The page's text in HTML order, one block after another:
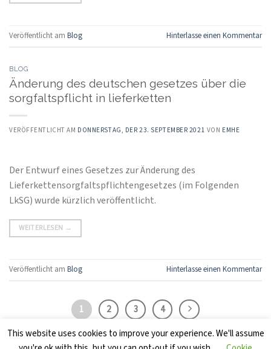
Veröffentlicht am Blog Hinterlasse einen Kommentar
BLOG
Änderung des deutschen gesetzes über die
sorgfaltspflicht in lieferketten
VERÖFFENTLICHT AM DONNERSTAG, DER 23. SEPTEMBER 2021 VON EMHE
Der Entwurf eines Gesetzes zur Änderung des
Lieferkettensorgfaltspflichtengesetzes (im Folgenden
LkSG) wurde kürzlich veröffentlicht.
WEITERLESEN →
Veröffentlicht am Blog Hinterlasse einen Kommentar
1 2 3
4
This website uses cookies to improve your experience. We'll assume